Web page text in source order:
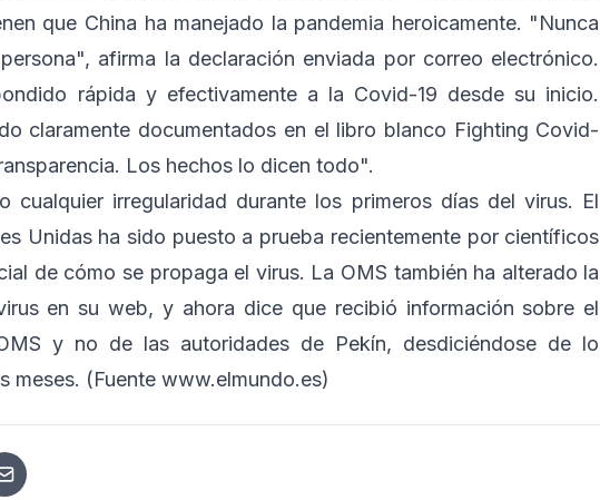
que China ha manejado la pandemia heroicamente. "Nunca
afirma la declaración enviada por correo electrónico.
rápida y efectivamente a la Covid-19 desde su inicio.
claramente documentados en el libro blanco Fighting Covid-
Los hechos lo dicen todo".
cualquier irregularidad durante los primeros días del virus. El
Unidas ha sido puesto a prueba recientemente por científicos
de cómo se propaga el virus. La OMS también ha alterado la
en su web, y ahora dice que recibió información sobre el
y no de las autoridades de Pekín, desdiciéndose de lo
meses. (Fuente www.elmundo.es)